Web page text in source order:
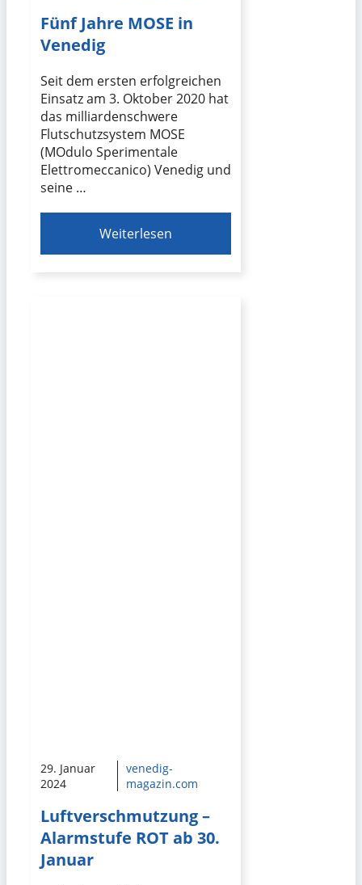
Fünf Jahre MOSE in
Venedig
Seit dem ersten erfolgreichen
Einsatz am 3. Oktober 2020 hat
das milliardenschwere
Flutschutzsystem MOSE
(MOdulo Sperimentale
Elettromeccanico) Venedig und
seine …
Weiterlesen
29. Januar
2024
venedig-
magazin.com
Luftverschmutzung –
Alarmstufe ROT ab 30.
Januar